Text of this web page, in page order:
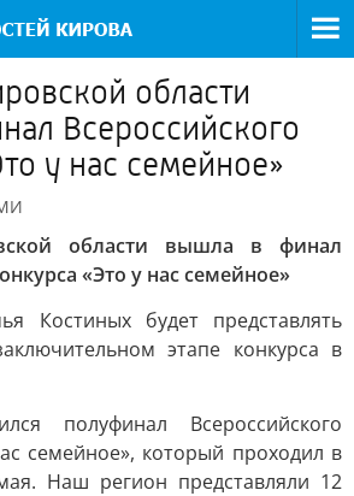
области
Всероссийского
у нас семейное»
области вышла в финал
«Это у нас семейное»
Костиных будет представлять
этапе конкурса в
полуфинал Всероссийского
семейное», который проходил в
Наш регион представляли 12